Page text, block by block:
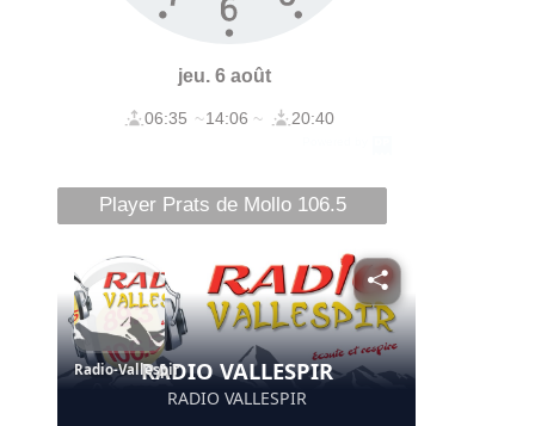
Player Prats de Mollo 106.5